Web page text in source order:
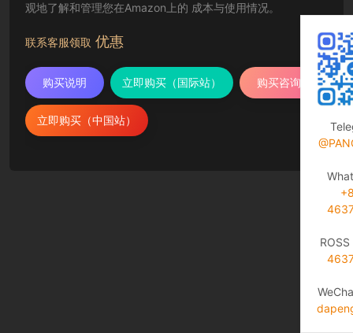
观地了解和管理您在Amazon上的 成本与使用情况。
联系客服领取 优惠
购买说明 立即购买（国际站） 购买咨询
立即购买（中国站）